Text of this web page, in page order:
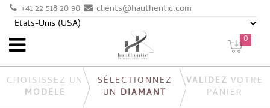
+41 22 518 20 90 clients@hauthentic.com
0
CHOISISSEZ UN
MODÈLE
SÉLECTIONNEZ
UN DIAMANT
VALIDEZ VOTRE
PANIER